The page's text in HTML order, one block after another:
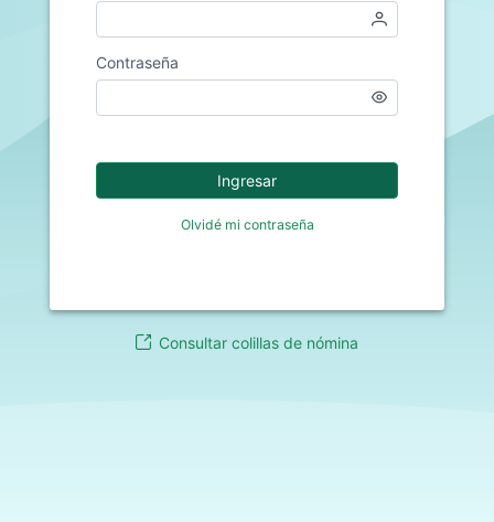
Contraseña
Ingresar
Olvidé mi contraseña
Consultar colillas de nómina